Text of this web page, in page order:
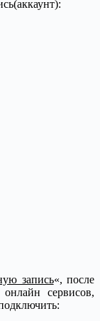
запись«, после
сервисов,